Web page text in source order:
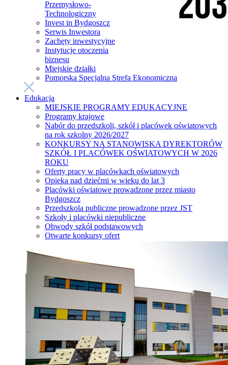
Przemysłowo-
Technologiczny
Invest in Bydgoszcz
Serwis Inwestora
Zachęty inwestycyjne
Instytucje otoczenia
biznesu
Miejskie działki
Pomorska Specjalna Strefa Ekonomiczna
Edukacja
MIEJSKIE PROGRAMY EDUKACYJNE
Programy krajowe
Nabór do przedszkoli, szkół i placówek oświatowych
na rok szkolny 2026/2027
KONKURSY NA STANOWISKA DYREKTORÓW
SZKÓŁ I PLACÓWEK OŚWIATOWYCH W 2026
ROKU
Oferty pracy w placówkach oświatowych
Opieka nad dziećmi w wieku do lat 3
Placówki oświatowe prowadzone przez miasto
Bydgoszcz
Przedszkola publiczne prowadzone przez JST
Szkoły i placówki niepubliczne
Obwody szkół podstawowych
Otwarte konkursy ofert